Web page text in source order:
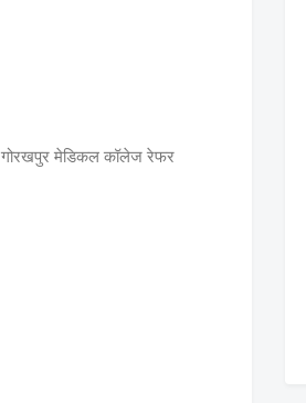
गोरखपुर मेडिकल कॉलेज रेफर